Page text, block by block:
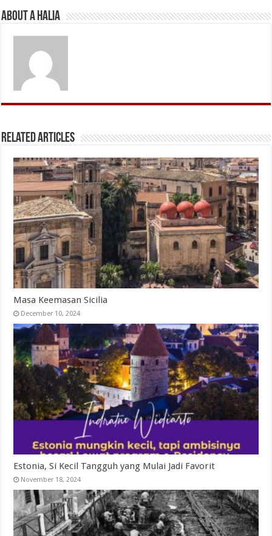
About A Halia
Related Articles
Masa Keemasan Sicilia
December 10, 2024
Estonia, Si Kecil Tangguh yang Mulai Jadi Favorit
November 18, 2024